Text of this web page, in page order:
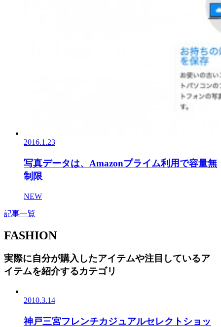
2016.1.23
写真データは、Amazonプライム利用で容量無
制限
NEW
記事一覧
FASHION
実際に自分が購入したアイテムや注目しているア
イテムを紹介するカテゴリ
2010.3.14
神戸三宮フレンチカジュアルセレクトショッ